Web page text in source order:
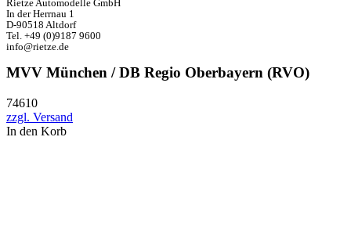
Rietze Automodelle GmbH
In der Herrnau 1
D-90518 Altdorf
Tel. +49 (0)9187 9600
info@rietze.de
MVV München / DB Regio Oberbayern (RVO)
74610
zzgl. Versand
In den Korb